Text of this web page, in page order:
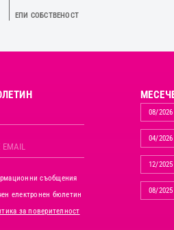
ЕПИ СОБСТВЕНОСТ
съобщения
електронен бюлетин
за поверителност
08/2026
04/2026
12/2025
08/2025